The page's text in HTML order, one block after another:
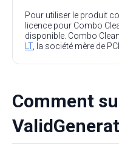
Pour utiliser le produit
licence pour Combo
disponible. Combo
LT, la société mère de
Comment